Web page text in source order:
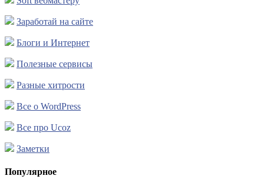
Заработай на сайте
Блоги и Интернет
Полезные сервисы
Разные хитрости
Все о WordPress
Все про Ucoz
Заметки
Популярное